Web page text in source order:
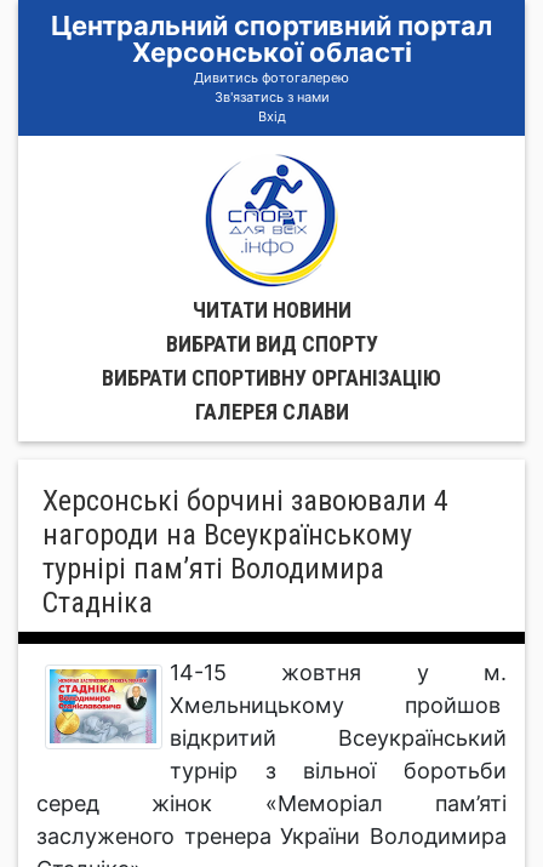
Центральний спортивний портал
Херсонської області
Дивитись фотогалерею
Зв'язатись з нами
Вхід
ЧИТАТИ НОВИНИ
ВИБРАТИ ВИД СПОРТУ
ВИБРАТИ СПОРТИВНУ ОРГАНIЗАЦIЮ
ГАЛЕРЕЯ СЛАВИ
Херсонські борчині завоювали 4
нагороди на Всеукраїнському
турнірі пам’яті Володимира
Стадніка
14-15 жовтня у м.
Хмельницькому пройшов
відкритий Всеукраїнський
турнір з вільної боротьби
серед жінок «Меморіал пам’яті
заслуженого тренера України Володимира